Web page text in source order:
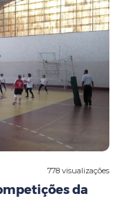
778 visualizações
da